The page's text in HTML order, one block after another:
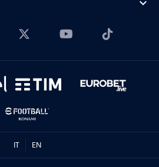
expand_more
IT EN